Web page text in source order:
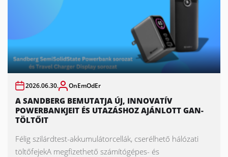
2026.06.30. OnEmOdEr
A SANDBERG BEMUTATJA ÚJ, INNOVATÍV
POWERBANKJEIT ÉS UTAZÁSHOZ AJÁNLOTT GAN-
TÖLTŐIT
Félig szilárdtest-akkumulátorcellák, cserélhető hálózati
töltőfejekA megfizethető számítógépes- és